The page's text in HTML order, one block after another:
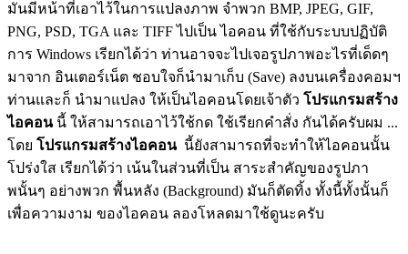
มันมีหน้าที่เอาไว้ในการแปลงภาพ จำพวก BMP, JPEG, GIF,
PNG, PSD, TGA และ TIFF ไปเป็น ไอคอน ที่ใช้กับระบบปฏิบัติ
การ Windows เรียกได้ว่า ท่านอาจจะไปเจอรูปภาพอะไรที่เด็ดๆ
มาจาก อินเตอร์เน็ต ชอบใจก็นำมาเก็บ (Save) ลงบนเครื่องคอมฯ
ท่านและก็ นำมาแปลง ให้เป็นไอคอนโดยเจ้าตัว โปรแกรมสร้าง
ไอคอนนี้ ให้สามารถเอาไว้ใช้กด ใช้เรียกคำสั่ง กันได้ครับผม ...
โดย โปรแกรมสร้างไอคอน นี้ยังสามารถที่จะทำให้ไอคอนนั้น
โปร่งใส เรียกได้ว่า เน้นในส่วนที่เป็น สาระสำคัญของรูปภา
พนั้นๆ อย่างพวก พื้นหลัง (Background) มันก็ตัดทิ้ง ทั้งนี้ทั้งนั้นก็
เพื่อความงาม ของไอคอน ลองโหลดมาใช้ดูนะครับ